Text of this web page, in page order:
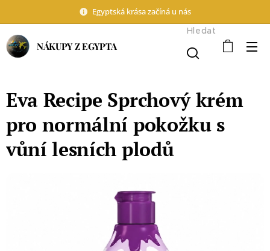
Egyptská krása začíná u nás
NÁKUPY Z EGYPTA
Hledat
Eva Recipe Sprchový krém
pro normální pokožku s
vůní lesních plodů